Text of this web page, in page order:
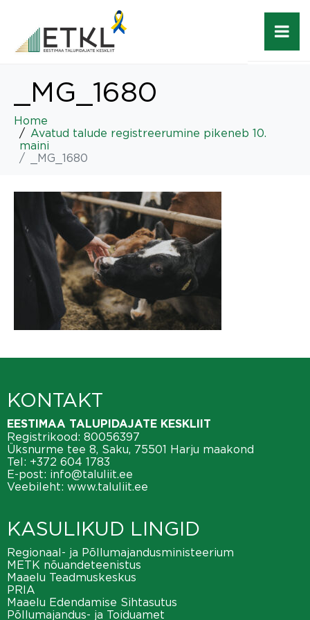
_MG_1680
Home
Avatud talude registreerumine pikeneb 10.
maini
_MG_1680
KONTAKT
EESTIMAA TALUPIDAJATE KESKLIIT
Registrikood: 80056397
Üksnurme tee 8, Saku, 75501 Harju maakond
Tel: +372 604 1783
E-post: info@taluliit.ee
Veebileht: www.taluliit.ee
KASULIKUD LINGID
Regionaal- ja Põllumajandusministeerium
METK nõuandeteenistus
Maaelu Teadmuskeskus
PRIA
Maaelu Edendamise Sihtasutus
Põllumajandus- ja Toiduamet